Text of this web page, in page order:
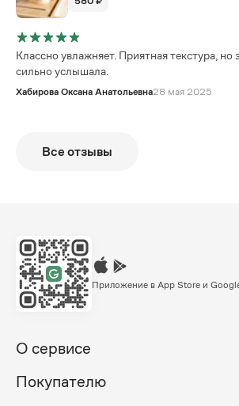
Классно увлажняет. Приятная текстура, но
сильно услышала.
Хабирова Оксана Анатольевна28 мая 2025
Все отзывы
Приложение в App Store и
О сервисе
Покупателю